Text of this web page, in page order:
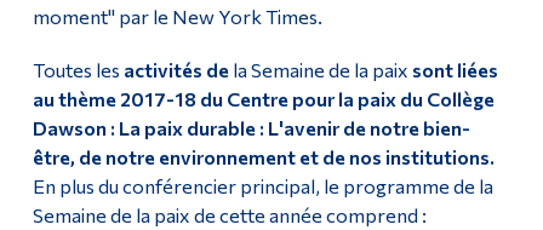
moment" par le New York Times.
Toutes les activités dela Semaine de la paix sont liées
au thème 2017-18 du Centre pour la paix du Collège
Dawson : La paix durable : L'avenir de notre bien-
être, de notre environnement et de nos institutions.
En plus du conférencier principal, le programme de la
Semaine de la paix de cette année comprend :